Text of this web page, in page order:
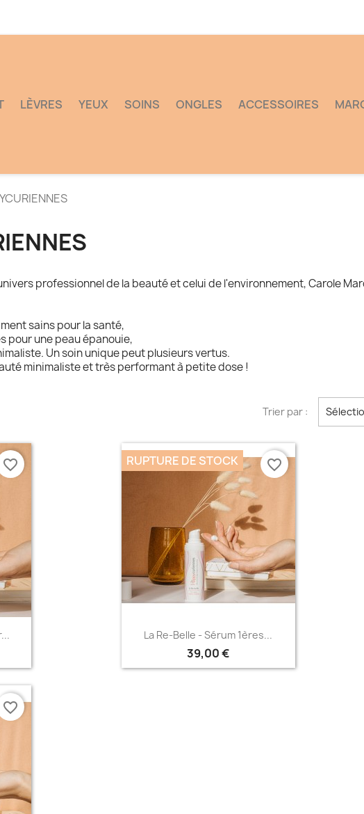
LÈVRES YEUX SOINS ONGLES ACCESSOIRES
professionnel de la beauté et celui de l'environnement, Carole
sains pour la santé,
pour une peau épanouie,
Un soin unique peut plusieurs vertus.
minimaliste et très performant à petite dose !
Trier par :
favorite_border
Aperçu rapide
La Re-Belle - Sérum 1ères...
39,00 €
RUPTURE DE STOCK favorite_border
favorite_border